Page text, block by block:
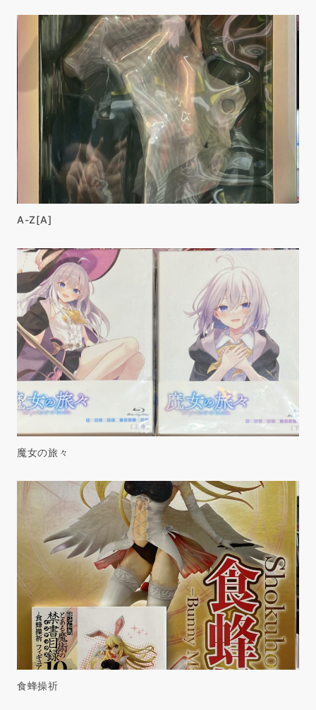
A-Z[A]
魔女の旅々
食蜂操祈